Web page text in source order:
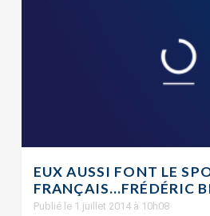
EUX AUSSI FONT LE
FRANÇAIS…FRÉDÉRIC
Publié le 1 juillet 2014 à 10h08